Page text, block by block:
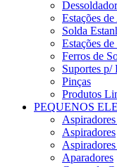
Estações
Solda
Estações de
Ferros de
Suportes p/
Pinças
Produtos
PEQUENOS
Aspiradores
Aparadores